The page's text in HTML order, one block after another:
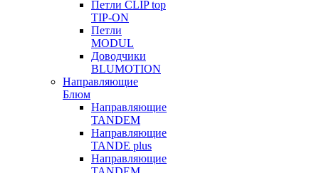
Петли CLIP top
TIP-ON
Петли
MODUL
Доводчики
BLUMOTION
Направляющие
Блюм
Направляющие
TANDEM
Направляющие
TANDE plus
Направляющие